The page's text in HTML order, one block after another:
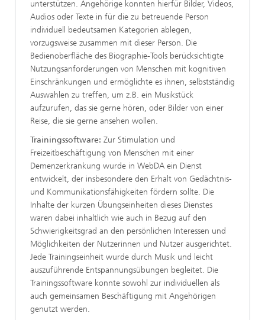
unterstützen. Angehörige konnten hierfür Bilder, Videos,
Audios oder Texte in für die zu betreuende Person
individuell bedeutsamen Kategorien ablegen,
vorzugsweise zusammen mit dieser Person. Die
Bedienoberfläche des Biographie-Tools berücksichtigte
Nutzungsanforderungen von Menschen mit kognitiven
Einschränkungen und ermöglichte es ihnen, selbstständig
Auswahlen zu treffen, um z.B. ein Musikstück
aufzurufen, das sie gerne hören, oder Bilder von einer
Reise, die sie gerne ansehen wollen.
Trainingssoftware: Zur Stimulation und
Freizeitbeschäftigung von Menschen mit einer
Demenzerkrankung wurde in WebDA ein Dienst
entwickelt, der insbesondere den Erhalt von Gedächtnis-
und Kommunikationsfähigkeiten fördern sollte. Die
Inhalte der kurzen Übungseinheiten dieses Dienstes
waren dabei inhaltlich wie auch in Bezug auf den
Schwierigkeitsgrad an den persönlichen Interessen und
Möglichkeiten der Nutzerinnen und Nutzer ausgerichtet.
Jede Trainingseinheit wurde durch Musik und leicht
auszuführende Entspannungsübungen begleitet. Die
Trainingssoftware konnte sowohl zur individuellen als
auch gemeinsamen Beschäftigung mit Angehörigen
genutzt werden.